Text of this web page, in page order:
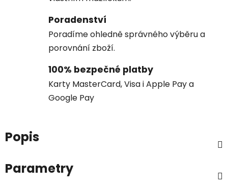
Poradenství
Poradíme ohledně správného výběru a
porovnání zboží.
100% bezpečné platby
Karty MasterCard, Visa i Apple Pay a
Google Pay
Popis
Parametry